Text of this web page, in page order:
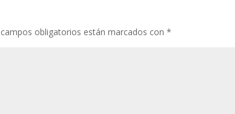
obligatorios están marcados con*